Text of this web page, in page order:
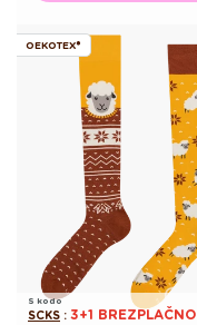
OEKOTEX®
S kodo
SCKS : 3+1 BREZPLAČNO